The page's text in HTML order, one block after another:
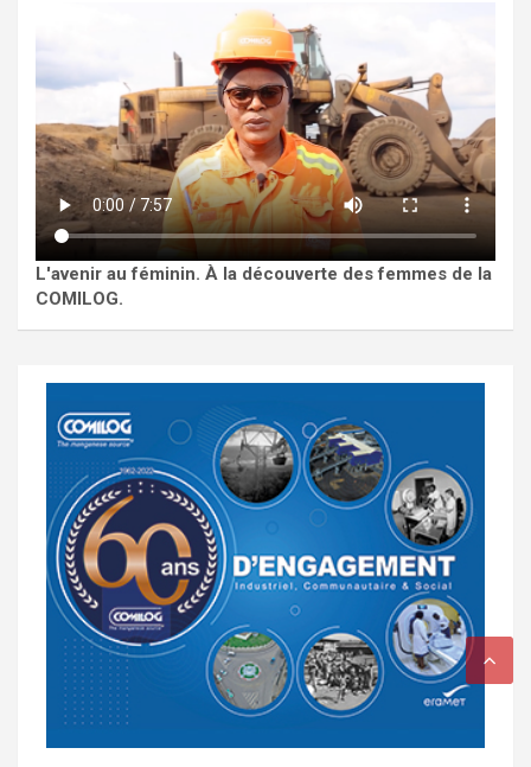
L'avenir au féminin. À la découverte des femmes de la
COMILOG.